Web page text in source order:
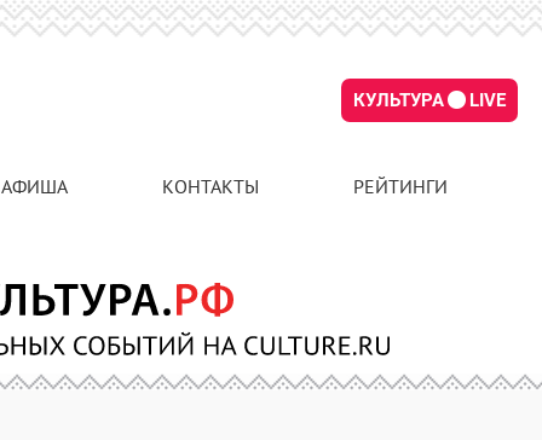
КУЛЬТУРА LIVE
АФИША КОНТАКТЫ РЕЙТИНГИ